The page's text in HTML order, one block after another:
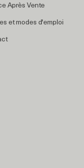
Après Vente
et modes d'emploi